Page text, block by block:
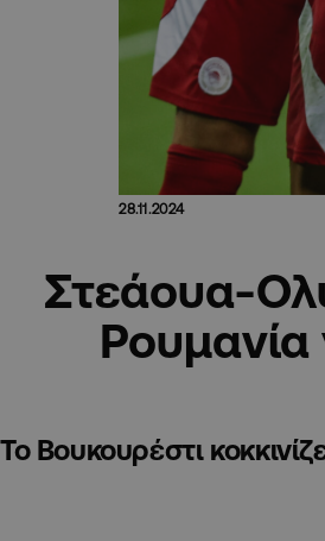
28.11.2024
Στεάουα-
Ρουμανία
Το Βουκουρέστι